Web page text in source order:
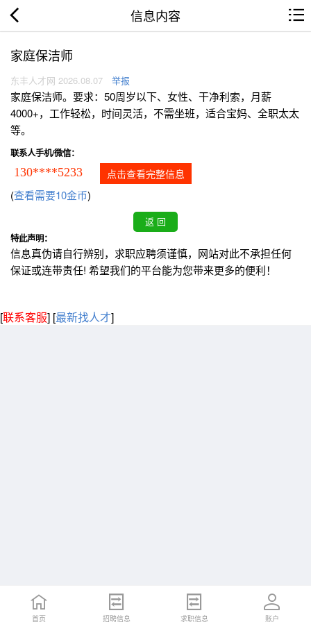
信息内容
家庭保洁师
东丰人才网 2026.08.07 举报
家庭保洁师。要求：50周岁以下、女性、干净利索，月薪
4000+，工作轻松，时间灵活，不需坐班，适合宝妈、全职太太
等。
联系人手机/微信：
130****5233 点击查看完整信息
(查看需要10金币)
特此声明：
信息真伪请自行辨别，求职应聘须谨慎，网站对此不承担任何
保证或连带责任! 希望我们的平台能为您带来更多的便利！
[联系客服] [最新找人才]
首页 招聘信息 求职信息 账户